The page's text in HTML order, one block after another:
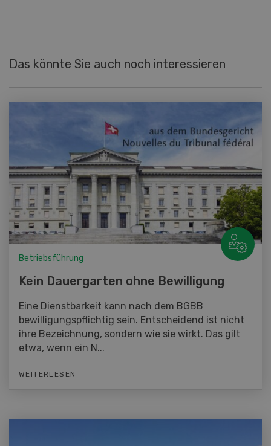
Das könnte Sie auch noch interessieren
Betriebsführung
Kein Dauergarten ohne Bewilligung
Eine Dienstbarkeit kann nach dem BGBB
bewilligungspflichtig sein. Entscheidend ist nicht
ihre Bezeichnung, sondern wie sie wirkt. Das gilt
etwa, wenn ein N...
WEITERLESEN